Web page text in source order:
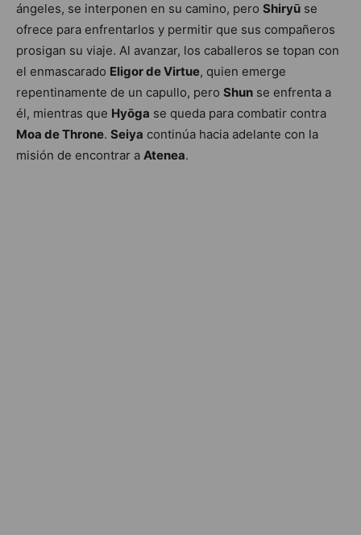
ángeles, se interponen en su camino, pero Shiryū se
ofrece para enfrentarlos y permitir que sus compañeros
prosigan su viaje. Al avanzar, los caballeros se topan con
el enmascarado Eligor de Virtue, quien emerge
repentinamente de un capullo, pero Shun se enfrenta a
él, mientras que Hyōga se queda para combatir contra
Moa de Throne. Seiya continúa hacia adelante con la
misión de encontrar a Atenea.